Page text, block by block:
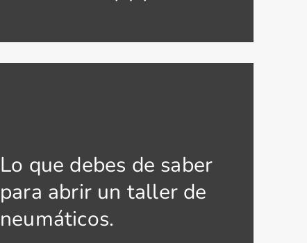
Lo que debes de saber
para abrir un taller de
neumáticos.